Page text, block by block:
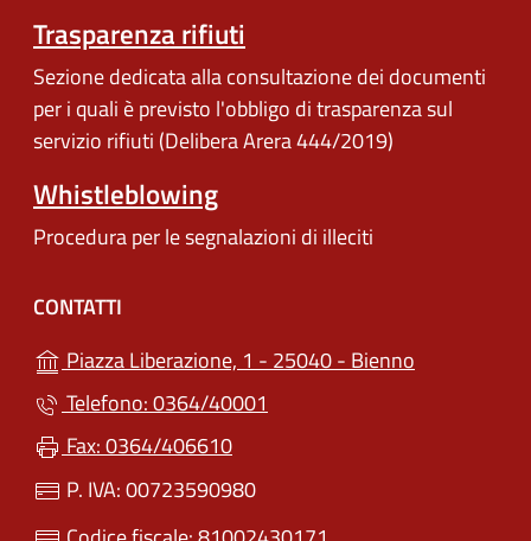
Trasparenza rifiuti
Sezione dedicata alla consultazione dei documenti
per i quali è previsto l'obbligo di trasparenza sul
servizio rifiuti (Delibera Arera 444/2019)
Whistleblowing
Procedura per le segnalazioni di illeciti
CONTATTI
Piazza Liberazione, 1 - 25040 - Bienno
Telefono: 0364/40001
Fax: 0364/406610
P. IVA: 00723590980